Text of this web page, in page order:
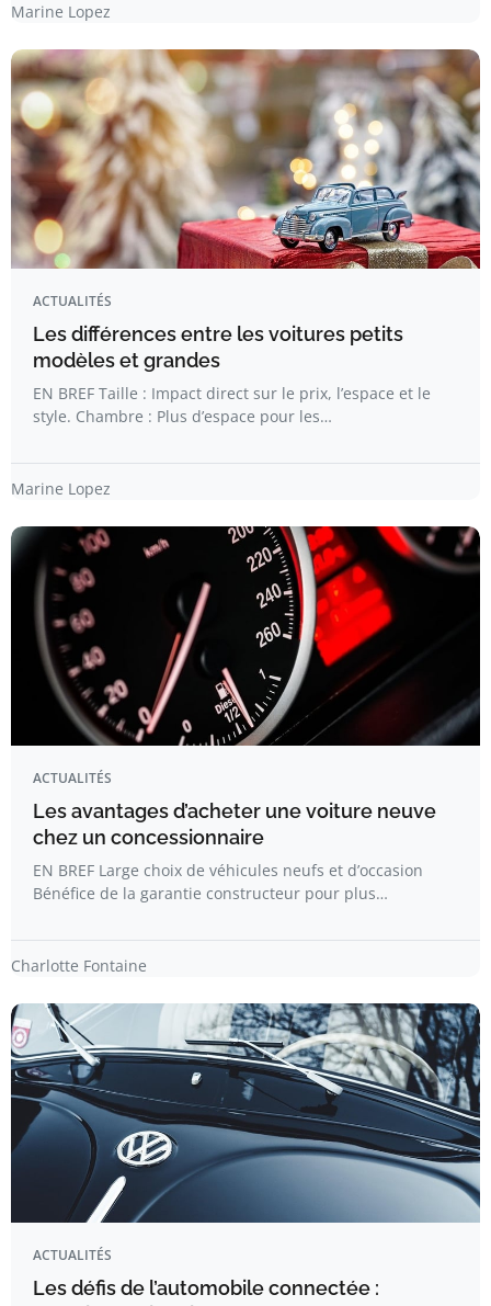
Marine Lopez
ACTUALITÉS
Les différences entre les voitures petits
modèles et grandes
EN BREF Taille : Impact direct sur le prix, l’espace et le
style. Chambre : Plus d’espace pour les…
Marine Lopez
ACTUALITÉS
Les avantages d’acheter une voiture neuve
chez un concessionnaire
EN BREF Large choix de véhicules neufs et d’occasion
Bénéfice de la garantie constructeur pour plus…
Charlotte Fontaine
ACTUALITÉS
Les défis de l’automobile connectée :